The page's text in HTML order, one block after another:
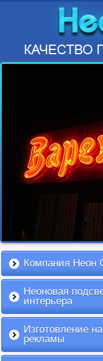
Компания Неон
Неоновая
интерьера
Изготовление
рекламы